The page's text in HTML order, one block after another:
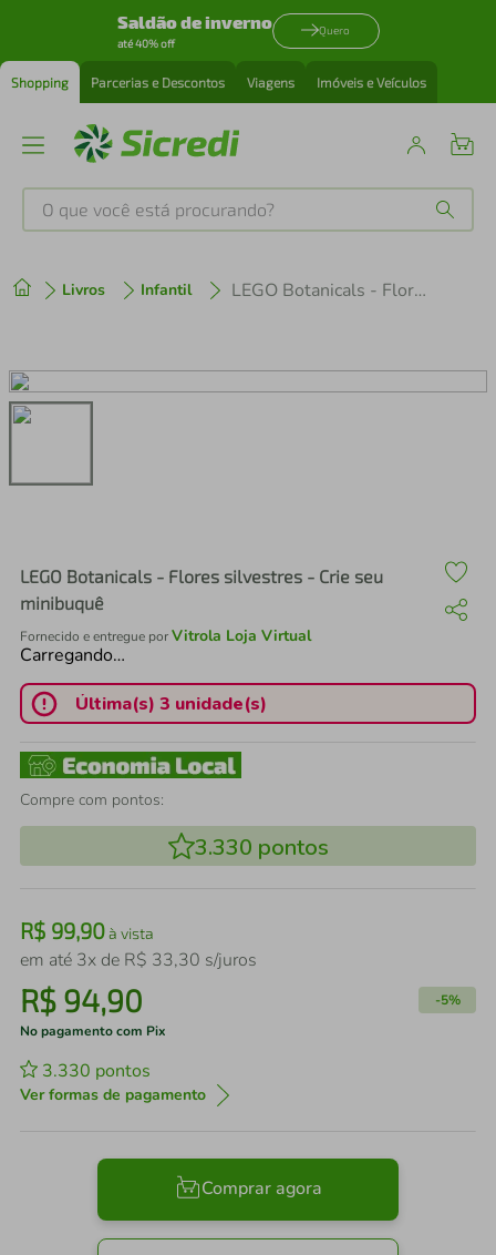
Saldão de inverno
até 40% off
Quero
Shopping Parcerias e Descontos Viagens Imóveis e Veículos
O que você está procurando?
Livros Infantil LEGO Botanicals - Flores silvestres - Crie seu minibuquê
LEGO Botanicals - Flores silvestres - Crie seu
minibuquê
Fornecido e entregue porVitrola Loja Virtual
Carregando…
Última(s) 3 unidade(s)
Compre com pontos:
3.330 pontos
R$ 99,90à vista
em até 3x de R$ 33,30 s/juros
R$ 94,90 -5%
No pagamento com Pix
3.330 pontos
Ver formas de pagamento
Comprar agora
2º cafeteira